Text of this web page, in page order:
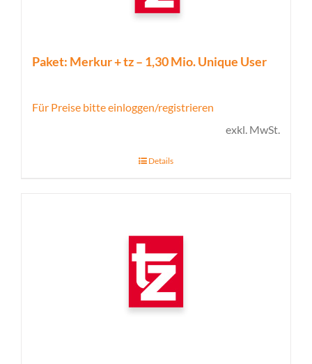
Paket: Merkur + tz – 1,30 Mio. Unique User
Für Preise bitte einloggen/registrieren
exkl. MwSt.
Details